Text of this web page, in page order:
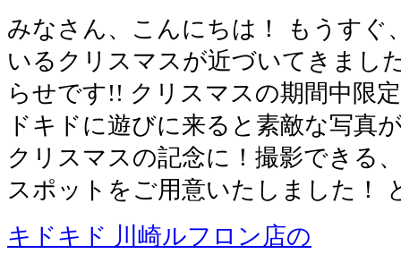
みなさん、こんにちは！ もうすぐ
いるクリスマスが近づいてきまし
らせです!! クリスマスの期間中限
ドキドに遊びに来ると素敵な写真
クリスマスの記念に！撮影できる
スポットをご用意いたしました！
キドキド 川崎ルフロン店の